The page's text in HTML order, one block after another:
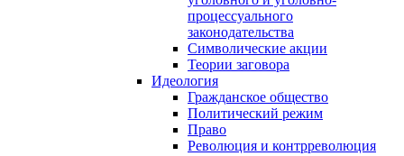
процессуального
законодательства
Символические акции
Теории заговора
Идеология
Гражданское общество
Политический режим
Право
Революция и контрреволюция